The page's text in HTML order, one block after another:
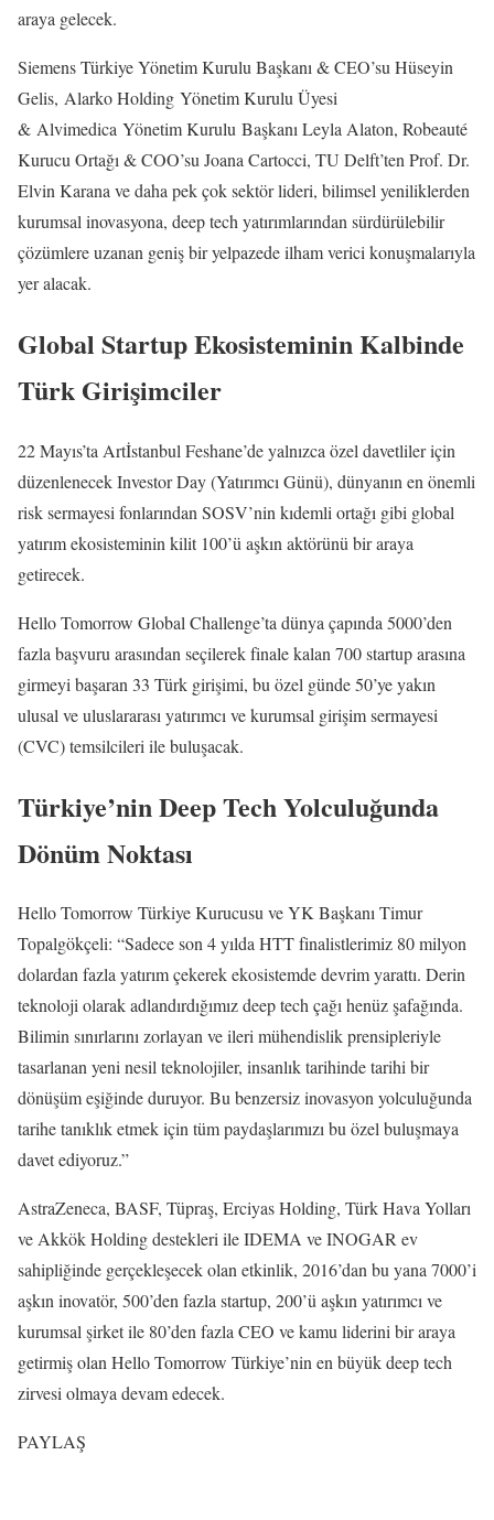
araya gelecek.
Siemens Türkiye Yönetim Kurulu Başkanı & CEO’su Hüseyin
Gelis, Alarko Holding Yönetim Kurulu Üyesi
& Alvimedica Yönetim Kurulu Başkanı Leyla Alaton, Robeauté
Kurucu Ortağı & COO’su Joana Cartocci, TU Delft’ten Prof. Dr.
Elvin Karana ve daha pek çok sektör lideri, bilimsel yeniliklerden
kurumsal inovasyona, deep tech yatırımlarından sürdürülebilir
çözümlere uzanan geniş bir yelpazede ilham verici konuşmalarıyla
yer alacak.
Global Startup Ekosisteminin Kalbinde
Türk Girişimciler
22 Mayıs’ta Artİstanbul Feshane’de yalnızca özel davetliler için
düzenlenecek Investor Day (Yatırımcı Günü), dünyanın en önemli
risk sermayesi fonlarından SOSV’nin kıdemli ortağı gibi global
yatırım ekosisteminin kilit 100’ü aşkın aktörünü bir araya
getirecek.
Hello Tomorrow Global Challenge’ta dünya çapında 5000’den
fazla başvuru arasından seçilerek finale kalan 700 startup arasına
girmeyi başaran 33 Türk girişimi, bu özel günde 50’ye yakın
ulusal ve uluslararası yatırımcı ve kurumsal girişim sermayesi
(CVC) temsilcileri ile buluşacak.
Türkiye’nin Deep Tech Yolculuğunda
Dönüm Noktası
Hello Tomorrow Türkiye Kurucusu ve YK Başkanı Timur
Topalgökçeli: “Sadece son 4 yılda HTT finalistlerimiz 80 milyon
dolardan fazla yatırım çekerek ekosistemde devrim yarattı. Derin
teknoloji olarak adlandırdığımız deep tech çağı henüz şafağında.
Bilimin sınırlarını zorlayan ve ileri mühendislik prensipleriyle
tasarlanan yeni nesil teknolojiler, insanlık tarihinde tarihi bir
dönüşüm eşiğinde duruyor. Bu benzersiz inovasyon yolculuğunda
tarihe tanıklık etmek için tüm paydaşlarımızı bu özel buluşmaya
davet ediyoruz.”
AstraZeneca, BASF, Tüpraş, Erciyas Holding, Türk Hava Yolları
ve Akkök Holding destekleri ile IDEMA ve INOGAR ev
sahipliğinde gerçekleşecek olan etkinlik, 2016’dan bu yana 7000’i
aşkın inovatör, 500’den fazla startup, 200’ü aşkın yatırımcı ve
kurumsal şirket ile 80’den fazla CEO ve kamu liderini bir araya
getirmiş olan Hello Tomorrow Türkiye’nin en büyük deep tech
zirvesi olmaya devam edecek.
PAYLAŞ